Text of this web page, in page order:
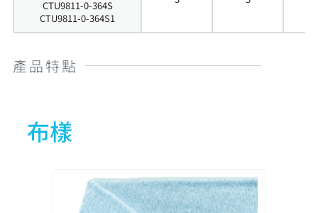
CTU9811-0-364S
CTU9811-0-364S1
產品特點
布樣